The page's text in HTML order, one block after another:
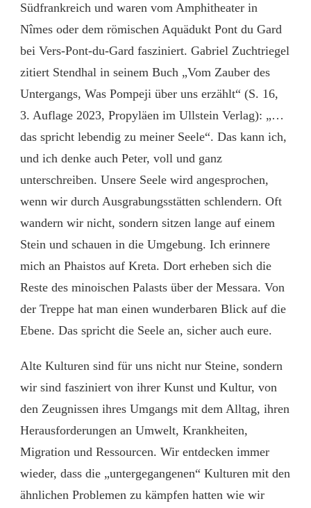
RUSTICA
HECHINGEN-
UNSERE
SEELE
ANGESPROCHEN
Südfrankreich und waren vom Amphitheater in
Nîmes oder dem römischen Aquädukt Pont du Gard
bei Vers-Pont-du-Gard fasziniert. Gabriel Zuchtriegel
zitiert Stendhal in seinem Buch „Vom Zauber des
Untergangs, Was Pompeji über uns erzählt“ (S. 16,
3. Auflage 2023, Propyläen im Ullstein Verlag): „…
das spricht lebendig zu meiner Seele“. Das kann ich,
und ich denke auch Peter, voll und ganz
unterschreiben. Unsere Seele wird angesprochen,
wenn wir durch Ausgrabungsstätten schlendern. Oft
wandern wir nicht, sondern sitzen lange auf einem
Stein und schauen in die Umgebung. Ich erinnere
mich an Phaistos auf Kreta. Dort erheben sich die
Reste des minoischen Palasts über der Messara. Von
der Treppe hat man einen wunderbaren Blick auf die
Ebene. Das spricht die Seele an, sicher auch eure.
Alte Kulturen sind für uns nicht nur Steine, sondern
wir sind fasziniert von ihrer Kunst und Kultur, von
den Zeugnissen ihres Umgangs mit dem Alltag, ihren
Herausforderungen an Umwelt, Krankheiten,
Migration und Ressourcen. Wir entdecken immer
wieder, dass die „untergegangenen“ Kulturen mit den
ähnlichen Problemen zu kämpfen hatten wie wir